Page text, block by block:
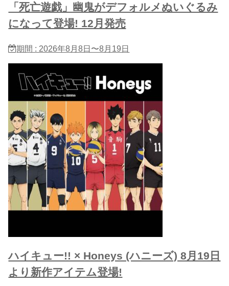
「死亡遊戯」幽鬼がデフォルメぬいぐるみ
になって登場! 12月発売
期間 : 2026年8月8日〜8月19日
ハイキュー!! × Honeys (ハニーズ) 8月19日
より新作アイテム登場!